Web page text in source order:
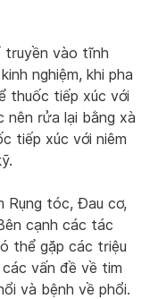
truyền vào tĩnh
nghiệm, khi pha
thuốc tiếp xúc với
nên rửa lại bằng xà
tiếp xúc với niêm
Rụng tóc, Đau cơ,
cạnh các tác
thể gặp các triệu
vấn đề về tim
và bệnh về phổi.